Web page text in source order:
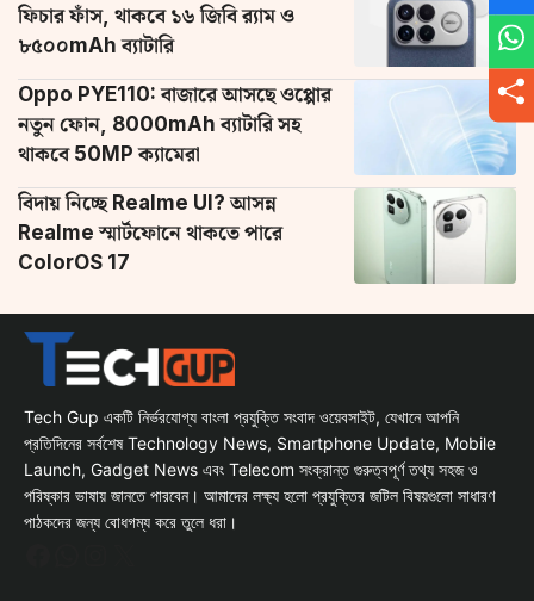
ফিচার ফাঁস, থাকবে ১৬ জিবি র‌্যাম ও
৮৫০০mAh ব্যাটারি
Oppo PYE110: বাজারে আসছে ওপ্পোর
নতুন ফোন, 8000mAh ব্যাটারি সহ
থাকবে 50MP ক্যামেরা
বিদায় নিচ্ছে Realme UI? আসন্ন
Realme স্মার্টফোনে থাকতে পারে
ColorOS 17
Tech Gup একটি নির্ভরযোগ্য বাংলা প্রযুক্তি সংবাদ ওয়েবসাইট, যেখানে আপনি
প্রতিদিনের সর্বশেষ Technology News, Smartphone Update, Mobile
Launch, Gadget News এবং Telecom সংক্রান্ত গুরুত্বপূর্ণ তথ্য সহজ ও
পরিষ্কার ভাষায় জানতে পারবেন। আমাদের লক্ষ্য হলো প্রযুক্তির জটিল বিষয়গুলো সাধারণ
পাঠকদের জন্য বোধগম্য করে তুলে ধরা।